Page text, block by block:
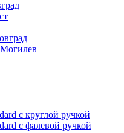
с круглой ручкой
с фалевой ручкой